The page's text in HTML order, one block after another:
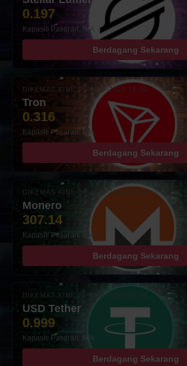
0.197
Kapasiti Pasaran: N/A
Berdagang Sekarang
DIKEMAS KINI: 05-AUG-2026 16:00
Tron
0.316
Kapasiti Pasaran: N/A
Berdagang Sekarang
DIKEMAS KINI: 05-AUG-2026 16:00
Monero
307.14
Kapasiti Pasaran: N/A
Berdagang Sekarang
DIKEMAS KINI: 05-AUG-2026 16:00
USD Tether
0.999
Kapasiti Pasaran: N/A
Berdagang Sekarang